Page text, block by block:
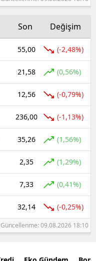
Son Değişim
55,00 (-2,48%)
21,58 (0,56%)
12,56 (-0,79%)
236,00 (-1,13%)
35,26 (1,56%)
2,35 (1,29%)
7,33 (0,41%)
32,14 (-0,25%)
09.08.2026 18:10